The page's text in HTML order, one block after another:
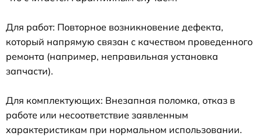
Для работ: Повторное возникновение дефекта,
который напрямую связан с качеством проведенного
ремонта (например, неправильная установка
запчасти).
Для комплектующих: Внезапная поломка, отказ в
работе или несоответствие заявленным
характеристикам при нормальном использовании.